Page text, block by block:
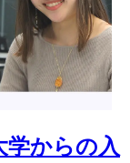
学からの入